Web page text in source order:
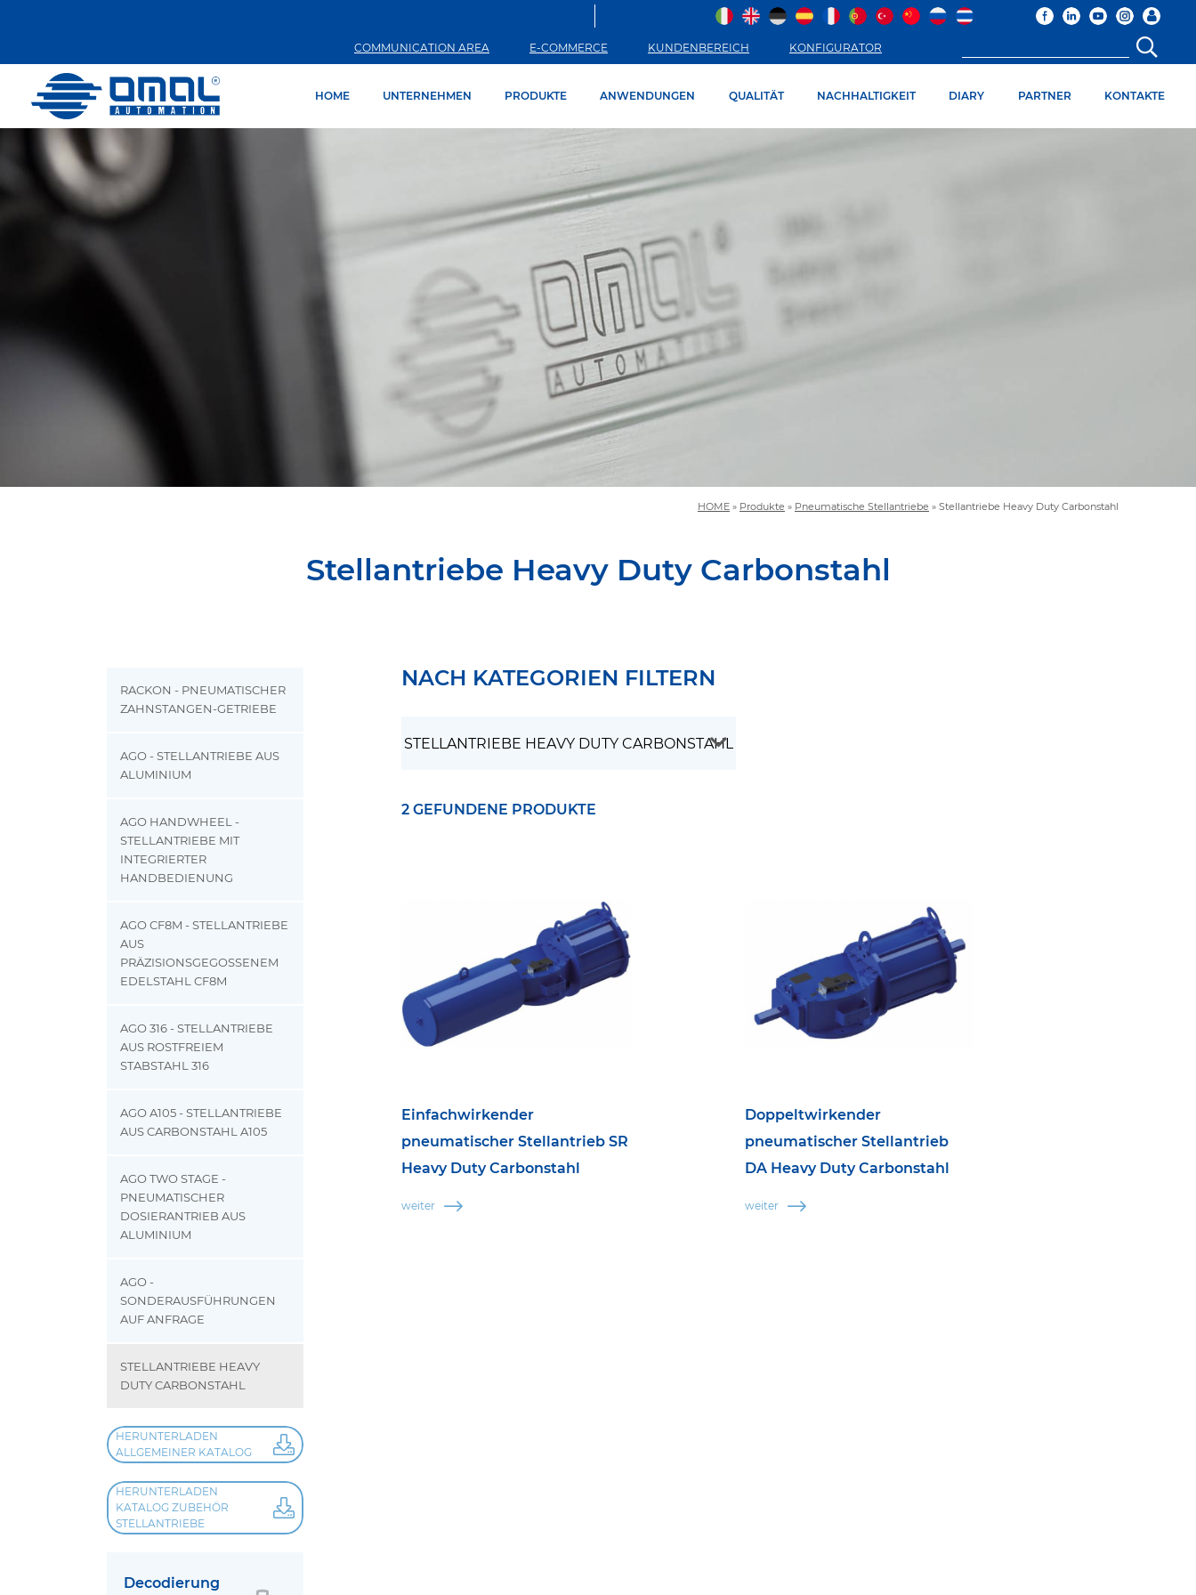
COMMUNICATION AREA E-COMMERCE KUNDENBEREICH KONFIGURATOR
HOME UNTERNEHMEN PRODUKTE ANWENDUNGEN QUALITÄT NACHHALTIGKEIT DIARY PARTNER KONTAKTE
HOME » Produkte » Pneumatische Stellantriebe » Stellantriebe Heavy Duty Carbonstahl
Stellantriebe Heavy Duty Carbonstahl
RACKON - PNEUMATISCHER
ZAHNSTANGEN-GETRIEBE
AGO - STELLANTRIEBE AUS
ALUMINIUM
AGO HANDWHEEL -
STELLANTRIEBE MIT
INTEGRIERTER
HANDBEDIENUNG
AGO CF8M - STELLANTRIEBE
AUS
PRÄZISIONSGEGOSSENEM
EDELSTAHL CF8M
AGO 316 - STELLANTRIEBE
AUS ROSTFREIEM
STABSTAHL 316
AGO A105 - STELLANTRIEBE
AUS CARBONSTAHL A105
AGO TWO STAGE -
PNEUMATISCHER
DOSIERANTRIEB AUS
ALUMINIUM
AGO -
SONDERAUSFÜHRUNGEN
AUF ANFRAGE
STELLANTRIEBE HEAVY
DUTY CARBONSTAHL
HERUNTERLADEN
ALLGEMEINER KATALOG
HERUNTERLADEN
KATALOG ZUBEHÖR
STELLANTRIEBE
Decodierung
NACH KATEGORIEN FILTERN
2 GEFUNDENE PRODUKTE
Einfachwirkender
pneumatischer Stellantrieb SR
Heavy Duty Carbonstahl
weiter
Doppeltwirkender
pneumatischer Stellantrieb
DA Heavy Duty Carbonstahl
weiter